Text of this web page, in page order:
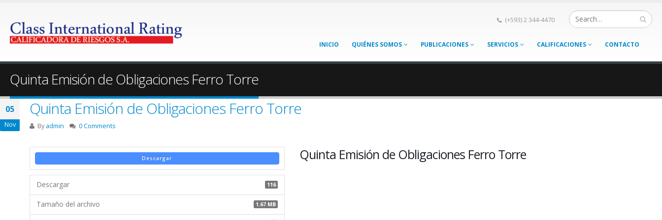
(+593) 2 344-4470
INICIO QUIÉNES SOMOS PUBLICACIONES SERVICIOS CALIFICACIONES CONTACTO
Quinta Emisión de Obligaciones Ferro Torre
05
Nov
Quinta Emisión de Obligaciones Ferro Torre
By admin 0 Comments
Descargar
Descargar 116
Tamaño del archivo 1.67 MB
Quinta Emisión de Obligaciones Ferro Torre